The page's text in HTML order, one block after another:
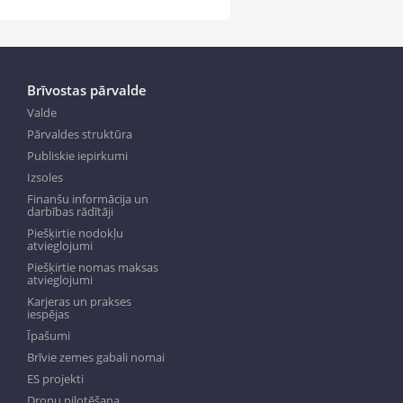
Brīvostas pārvalde
Valde
Pārvaldes struktūra
Publiskie iepirkumi
Izsoles
Finanšu informācija un
darbības rādītāji
Piešķirtie nodokļu
atvieglojumi
Piešķirtie nomas maksas
atvieglojumi
Karjeras un prakses
iespējas
Īpašumi
Brīvie zemes gabali nomai
ES projekti